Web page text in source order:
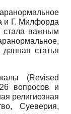
и Г. Милфорда
стала важным
данная статья
(Revised
вопросов и
религиозная
Суеверия,